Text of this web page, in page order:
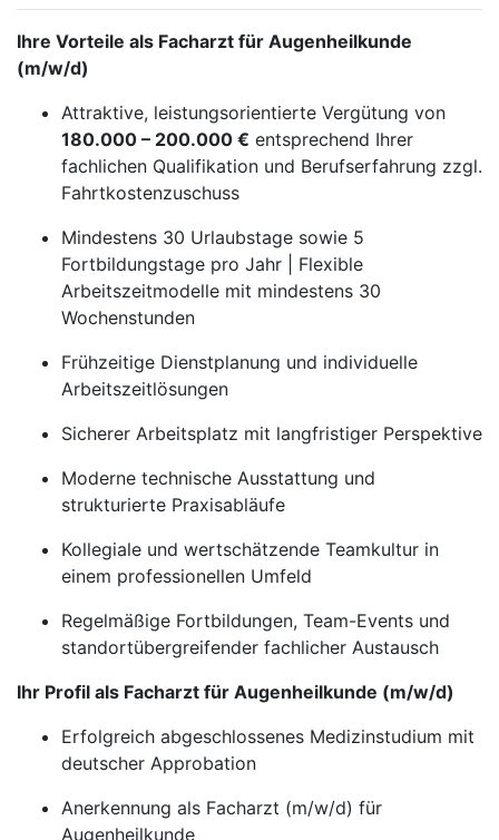
Ihre Vorteile als Facharzt für Augenheilkunde
(m/w/d)
Attraktive, leistungsorientierte Vergütung von
180.000 – 200.000 € entsprechend Ihrer
fachlichen Qualifikation und Berufserfahrung zzgl.
Fahrtkostenzuschuss
Mindestens 30 Urlaubstage sowie 5
Fortbildungstage pro Jahr | Flexible
Arbeitszeitmodelle mit mindestens 30
Wochenstunden
Frühzeitige Dienstplanung und individuelle
Arbeitszeitlösungen
Sicherer Arbeitsplatz mit langfristiger Perspektive
Moderne technische Ausstattung und
strukturierte Praxisabläufe
Kollegiale und wertschätzende Teamkultur in
einem professionellen Umfeld
Regelmäßige Fortbildungen, Team-Events und
standortübergreifender fachlicher Austausch
Ihr Profil als Facharzt für Augenheilkunde (m/w/d)
Erfolgreich abgeschlossenes Medizinstudium mit
deutscher Approbation
Anerkennung als Facharzt (m/w/d) für
Augenheilkunde